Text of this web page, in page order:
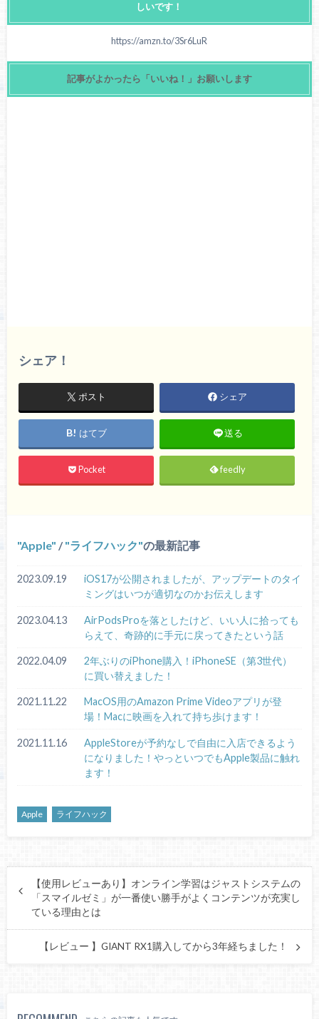
しいです！
https://amzn.to/3Sr6LuR
記事がよかったら「いいね！」お願いします
シェア！
ポスト シェア
はてブ 送る
Pocket feedly
Apple / ライフハック の最新記事
2023.09.19
iOS17が公開されましたが、アップデートのタイ
ミングはいつが適切なのかお伝えします
2023.04.13
AirPodsProを落としたけど、いい人に拾っても
らえて、奇跡的に手元に戻ってきたという話
2022.04.09
2年ぶりのiPhone購入！iPhoneSE（第3世代）
に買い替えました！
2021.11.22
MacOS用のAmazon Prime Videoアプリが登
場！Macに映画を入れて持ち歩けます！
2021.11.16
AppleStoreが予約なしで自由に入店できるよう
になりました！やっといつでもApple製品に触れ
ます！
Apple ライフハック
【使用レビューあり】オンライン学習はジャストシステムの
「スマイルゼミ」が一番使い勝手がよくコンテンツが充実し
ている理由とは
【レビュー 】GIANT RX1購入してから3年経ちました！